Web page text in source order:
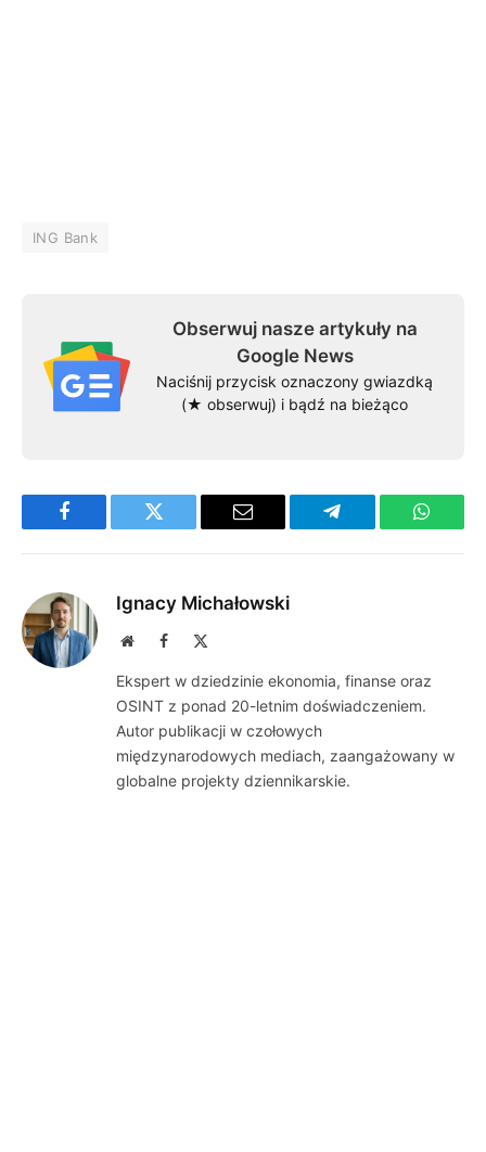
ING Bank
Obserwuj nasze artykuły na
Google News
Naciśnij przycisk oznaczony gwiazdką
(★ obserwuj) i bądź na bieżąco
Facebook Twitter Email Telegram
Ignacy Michałowski
WebsiteFacebook
Ekspert w dziedzinie ekonomia, finanse oraz
OSINT z ponad 20-letnim doświadczeniem.
Autor publikacji w czołowych
międzynarodowych mediach, zaangażowany w
globalne projekty dziennikarskie.